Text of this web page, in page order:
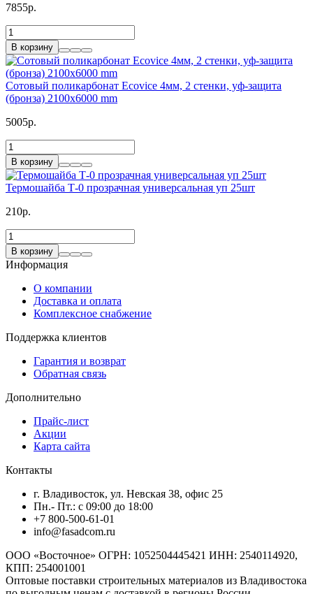
7855р.
В корзину
Сотовый поликарбонат Ecovice 4мм, 2 стенки, уф-защита
(бронза) 2100x6000 mm
5005р.
В корзину
Термошайба Т-0 прозрачная универсальная уп 25шт
210р.
В корзину
Информация
О компании
Доставка и оплата
Комплексное снабжение
Поддержка клиентов
Гарантия и возврат
Обратная связь
Дополнительно
Прайс-лист
Акции
Карта сайта
Контакты
г. Владивосток, ул. Невская 38, офис 25
Пн.- Пт.: с 09:00 до 18:00
+7 800-500-61-01
info@fasadcom.ru
ООО «Восточное» ОГРН: 1052504445421 ИНН: 2540114920,
КПП: 254001001
Оптовые поставки строительных материалов из Владивостока